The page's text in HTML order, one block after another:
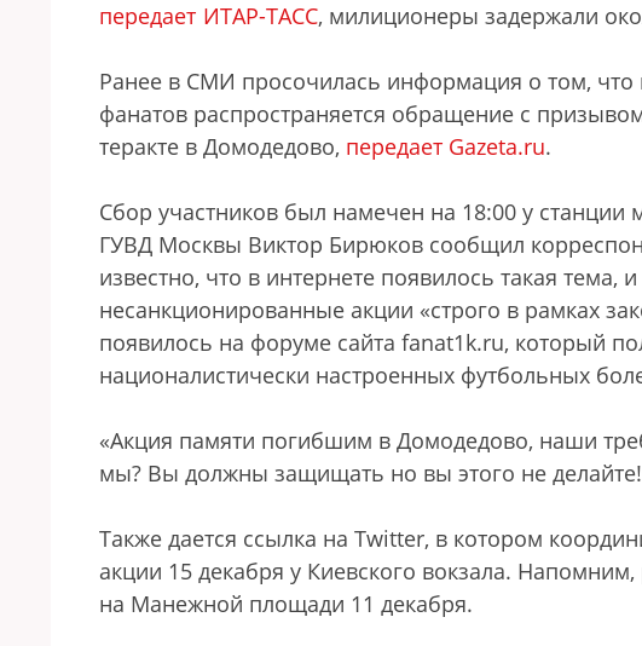
передает ИТАР-ТАСС, милиционеры задержали
Ранее в СМИ просочилась информация о том,
фанатов распространяется обращение с
теракте в Домодедово, передает Gazeta.ru.
Сбор участников был намечен на 18:00 у станции
ГУВД Москвы Виктор Бирюков сообщил
известно, что в интернете появилось такая тема,
несанкционированные акции «строго в рамках
появилось на форуме сайта fanat1k.ru, который
националистически настроенных футбольных
«Акция памяти погибшим в Домодедово, наши
мы? Вы должны защищать но вы этого не
Также дается ссылка на Twitter, в котором
акции 15 декабря у Киевского вокзала.
на Манежной площади 11 декабря.